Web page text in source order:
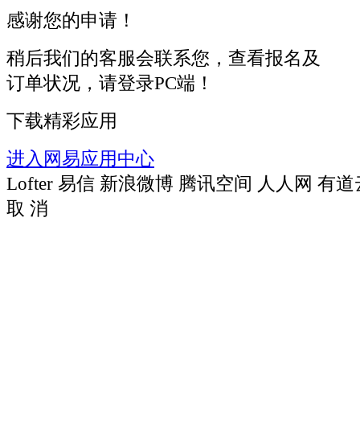
感谢您的申请！
稍后我们的客服会联系您，查看报名及
订单状况，请登录PC端！
下载精彩应用
进入网易应用中心
Lofter 易信 新浪微博 腾讯空间 人人网 有道
取 消